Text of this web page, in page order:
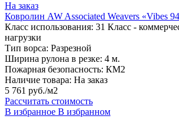
На заказ
Ковролин AW Associated Weavers «Vibes
Класс использования: 31 Класс -
нагрузки
Тип ворса: Разрезной
Ширина рулона в резке: 4 м.
Пожарная безопасность: КМ2
Наличие товара: На заказ
5 761 руб./м2
Рассчитать стоимость
В избранное В избранном